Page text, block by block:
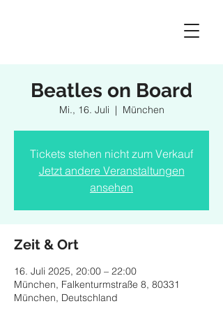
Beatles on Board
Mi., 16. Juli
  |
München
Tickets stehen nicht zum Verkauf
Jetzt andere Veranstaltungen
ansehen
Zeit & Ort
16. Juli 2025, 20:00 – 22:00
München, Falkenturmstraße 8, 80331
München, Deutschland